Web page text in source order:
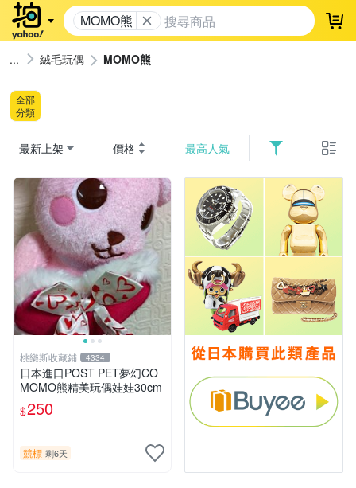
MOMO熊 登
絨毛玩偶 MOMO熊
全部
分類
最新上架 價格 最高人氣
桃樂斯收藏鋪 4334
日本進口POST PET夢幻CO
MOMO熊精美玩偶娃娃30cm
$250
競標 剩6天